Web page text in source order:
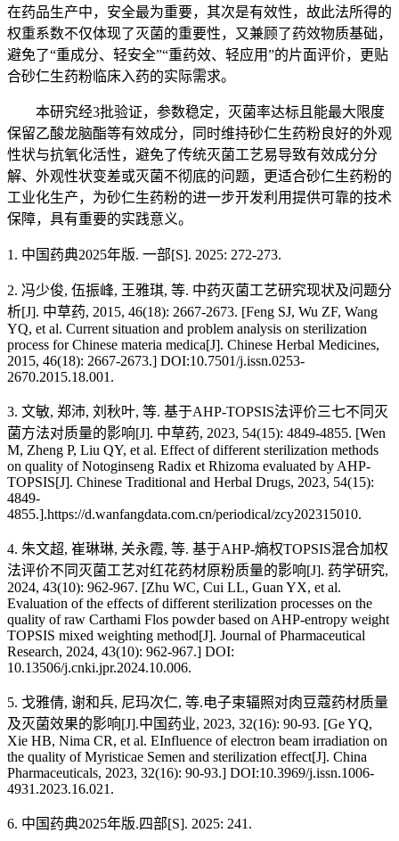
在药品生产中，安全最为重要，其次是有效性，故此法所得的
权重系数不仅体现了灭菌的重要性，又兼顾了药效物质基础，
避免了“重成分、轻安全”“重药效、轻应用”的片面评价，更贴
合砂仁生药粉临床入药的实际需求。
本研究经3批验证，参数稳定，灭菌率达标且能最大限度
保留乙酸龙脑酯等有效成分，同时维持砂仁生药粉良好的外观
性状与抗氧化活性，避免了传统灭菌工艺易导致有效成分分
解、外观性状变差或灭菌不彻底的问题，更适合砂仁生药粉的
工业化生产，为砂仁生药粉的进一步开发利用提供可靠的技术
保障，具有重要的实践意义。
1. 中国药典2025年版. 一部[S]. 2025: 272-273.
2. 冯少俊, 伍振峰, 王雅琪, 等. 中药灭菌工艺研究现状及问题分
析[J]. 中草药, 2015, 46(18): 2667-2673. [Feng SJ, Wu ZF, Wang
YQ, et al. Current situation and problem analysis on sterilization
process for Chinese materia medica[J]. Chinese Herbal Medicines,
2015, 46(18): 2667-2673.] DOI:10.7501/j.issn.0253-
2670.2015.18.001.
3. 文敏, 郑沛, 刘秋叶, 等. 基于AHP-TOPSIS法评价三七不同灭
菌方法对质量的影响[J]. 中草药, 2023, 54(15): 4849-4855. [Wen
M, Zheng P, Liu QY, et al. Effect of different sterilization methods
on quality of Notoginseng Radix et Rhizoma evaluated by AHP-
TOPSIS[J]. Chinese Traditional and Herbal Drugs, 2023, 54(15):
4849-
4855.].https://d.wanfangdata.com.cn/periodical/zcy202315010.
4. 朱文超, 崔琳琳, 关永霞, 等. 基于AHP-熵权TOPSIS混合加权
法评价不同灭菌工艺对红花药材原粉质量的影响[J]. 药学研究,
2024, 43(10): 962-967. [Zhu WC, Cui LL, Guan YX, et al.
Evaluation of the effects of different sterilization processes on the
quality of raw Carthami Flos powder based on AHP-entropy weight
TOPSIS mixed weighting method[J]. Journal of Pharmaceutical
Research, 2024, 43(10): 962-967.] DOI:
10.13506/j.cnki.jpr.2024.10.006.
5. 戈雅倩, 谢和兵, 尼玛次仁, 等.电子束辐照对肉豆蔻药材质量
及灭菌效果的影响[J].中国药业, 2023, 32(16): 90-93. [Ge YQ,
Xie HB, Nima CR, et al. EInfluence of electron beam irradiation on
the quality of Myristicae Semen and sterilization effect[J]. China
Pharmaceuticals, 2023, 32(16): 90-93.] DOI:10.3969/j.issn.1006-
4931.2023.16.021.
6. 中国药典2025年版.四部[S]. 2025: 241.